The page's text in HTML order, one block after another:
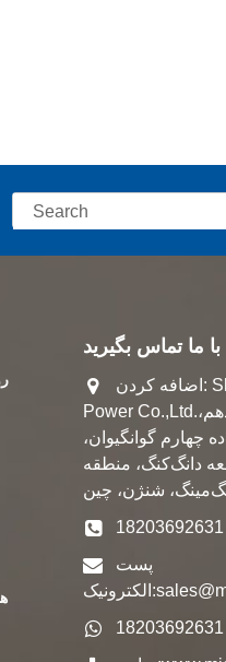
با ما تماس بگیرید
اضافه کردن: Shenzhen Mida EV
Power Co.,Ltd.اتاق 1102، طبقه یازدهم،
چهارم گوانگیوان،
جامعه دانگ‌کنگ، منطقه
پست
الکترونیک: